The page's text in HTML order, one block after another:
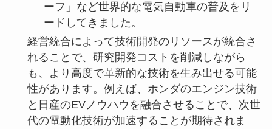
ーフ」など世界的な電気自動車の普及をリ
ードしてきました。
経営統合によって技術開発のリソースが統合さ
れることで、研究開発コストを削減しながら
も、より高度で革新的な技術を生み出せる可能
性があります。例えば、ホンダのエンジン技術
と日産のEVノウハウを融合させることで、次世
代の電動化技術が加速することが期待されま